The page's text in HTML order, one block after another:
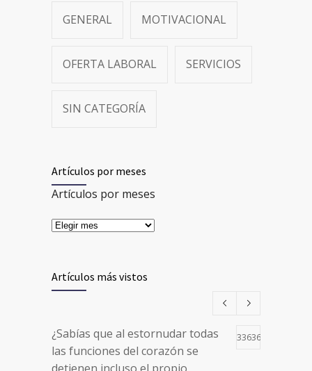
GENERAL MOTIVACIONAL
OFERTA LABORAL SERVICIOS
SIN CATEGORÍA
Artículos por meses
Artículos por meses
Artículos más vistos
¿Sabías que al estornudar todas
las funciones del corazón se
33636